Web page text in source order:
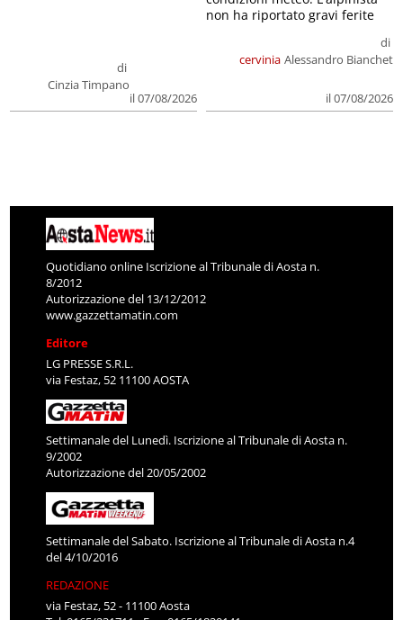
di
Cinzia Timpano
il 07/08/2026
cervinia
di
Alessandro Bianchet
il 07/08/2026
non ha riportato gravi ferite
Quotidiano online Iscrizione al Tribunale di Aosta n.
8/2012
Autorizzazione del 13/12/2012
www.gazzettamatin.com
Editore
LG PRESSE S.R.L.
via Festaz, 52 11100 AOSTA
Settimanale del Lunedì. Iscrizione al Tribunale di Aosta n.
9/2002
Autorizzazione del 20/05/2002
Settimanale del Sabato. Iscrizione al Tribunale di Aosta n.4
del 4/10/2016
REDAZIONE
via Festaz, 52 - 11100 Aosta